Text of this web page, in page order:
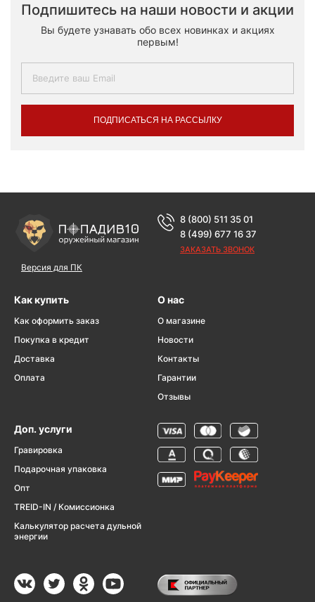
Подпишитесь на наши новости и акции
Вы будете узнавать обо всех новинках и акциях
первым!
ПОДПИСАТЬСЯ НА РАССЫЛКУ
Версия для ПК
8 (800) 511 35 01
8 (499) 677 16 37
ЗАКАЗАТЬ ЗВОНОК
Как купить
Как оформить заказ
Покупка в кредит
Доставка
Оплата
О нас
О магазине
Новости
Контакты
Гарантии
Отзывы
Доп. услуги
Гравировка
Подарочная упаковка
Опт
TREID-IN / Комиссионка
Калькулятор расчета дульной
энергии